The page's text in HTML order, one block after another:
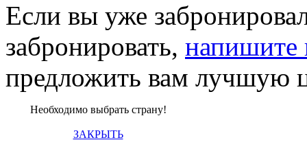
Если вы уже
забронировать, напишите
предложить вам лучшую
Необходимо выбрать страну!
ЗАКРЫТЬ